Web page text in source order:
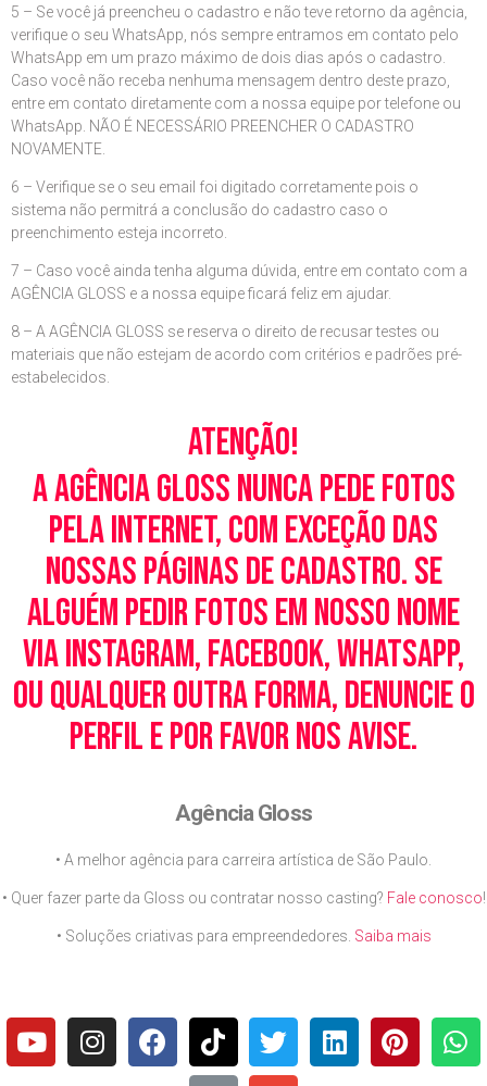
5 – Se você já preencheu o cadastro e não teve retorno da agência,
verifique o seu WhatsApp, nós sempre entramos em contato pelo
WhatsApp em um prazo máximo de dois dias após o cadastro.
Caso você não receba nenhuma mensagem dentro deste prazo,
entre em contato diretamente com a nossa equipe por telefone ou
WhatsApp. NÃO É NECESSÁRIO PREENCHER O CADASTRO
NOVAMENTE.
6 – Verifique se o seu email foi digitado corretamente pois o
sistema não permitrá a conclusão do cadastro caso o
preenchimento esteja incorreto.
7 – Caso você ainda tenha alguma dúvida, entre em contato com a
AGÊNCIA GLOSS e a nossa equipe ficará feliz em ajudar.
8 – A AGÊNCIA GLOSS se reserva o direito de recusar testes ou
materiais que não estejam de acordo com critérios e padrões pré-
estabelecidos.
Atenção!
A Agência Gloss nunca pede fotos
pela Internet, com exceção das
nossas páginas de cadastro. Se
alguém pedir fotos em nosso nome
via Instagram, Facebook, WhatsApp,
ou qualquer outra forma, denuncie o
perfil e por favor nos avise.
Agência Gloss
• A melhor agência para carreira artística de São Paulo.
• Quer fazer parte da Gloss ou contratar nosso casting? Fale conosco!
• Soluções criativas para empreendedores. Saiba mais